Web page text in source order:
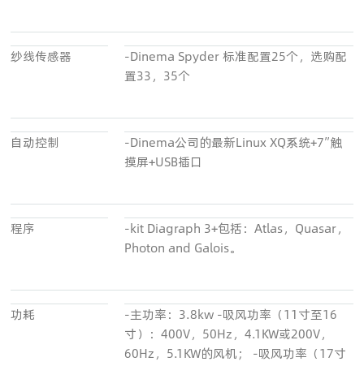
纱线传感器
-Dinema Spyder 标准配置25个，选购配
置33，35个
自动控制
-Dinema公司的最新Linux XQ系统+7”触
摸屏+USB插口
程序
-kit Diagraph 3+包括：Atlas，Quasar，
Photon and Galois。
功耗
-主功率：3.8kw -吸风功率（11寸至16
寸）：400V，50Hz，4.1KW或200V，
60Hz，5.1KW的风机； -吸风功率（17寸